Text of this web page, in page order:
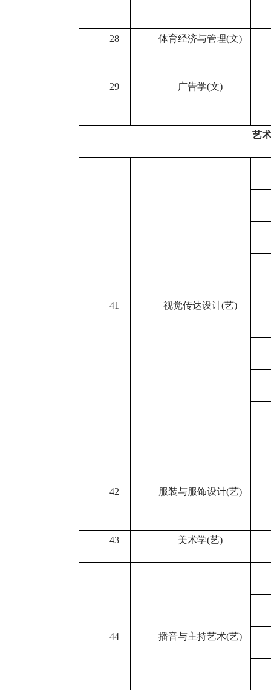
28 体育经济与管理(文)
29 广告学(文)
艺
41 视觉传达设计(艺)
42 服装与服饰设计(艺)
43 美术学(艺)
44 播音与主持艺术(艺)